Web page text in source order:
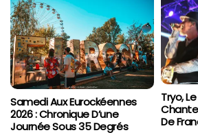
Samedi Aux Eurockéennes
2026 : Chronique D’une
Journée Sous 35 Degrés
Tryo,
De